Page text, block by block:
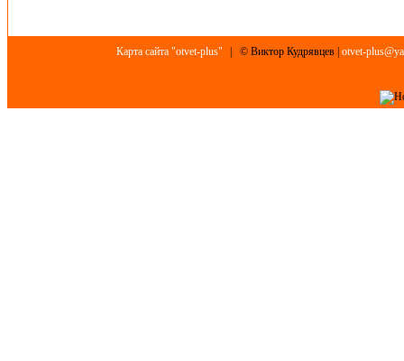
Карта сайта "otvet-plus" | © Виктор Кудрявцев | otvet-